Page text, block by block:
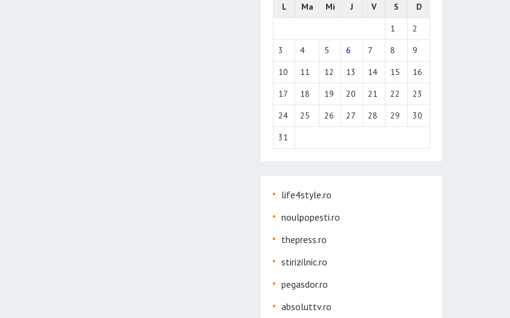
L
Ma Mi J V S
D
1
2
3
4 5 6 7 8
9
10
11 12 13 14 15
16
17
18 19 20 21 22
23
24
25 26 27 28 29
30
31
life4style.ro
noulpopesti.ro
thepress.ro
stirizilnic.ro
pegasdor.ro
absoluttv.ro